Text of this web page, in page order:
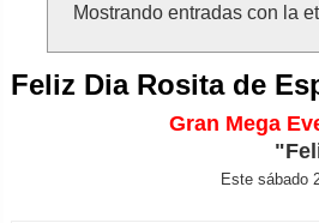
Mostrando entradas con la
Feliz Dia Rosita de
Gran Mega
Este sábado